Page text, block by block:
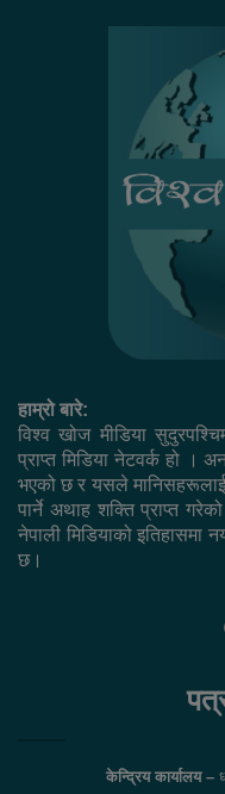
हाम्रो बारे:
विश्व खोज मीडिया
प्राप्त मिडिया नेटवर्क हो ।
भएको छ र यसले मानिसहरूलाई
पार्ने अथाह शक्ति प्राप्त
नेपाली मिडियाको इतिहासमा
छ।
केन्द्रिय कार्यालय –